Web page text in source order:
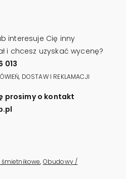
interesuje Cię inny
i chcesz uzyskać wycenę?
013
DOSTAW I REKLAMACJI
prosimy o kontakt
, Obudowy /